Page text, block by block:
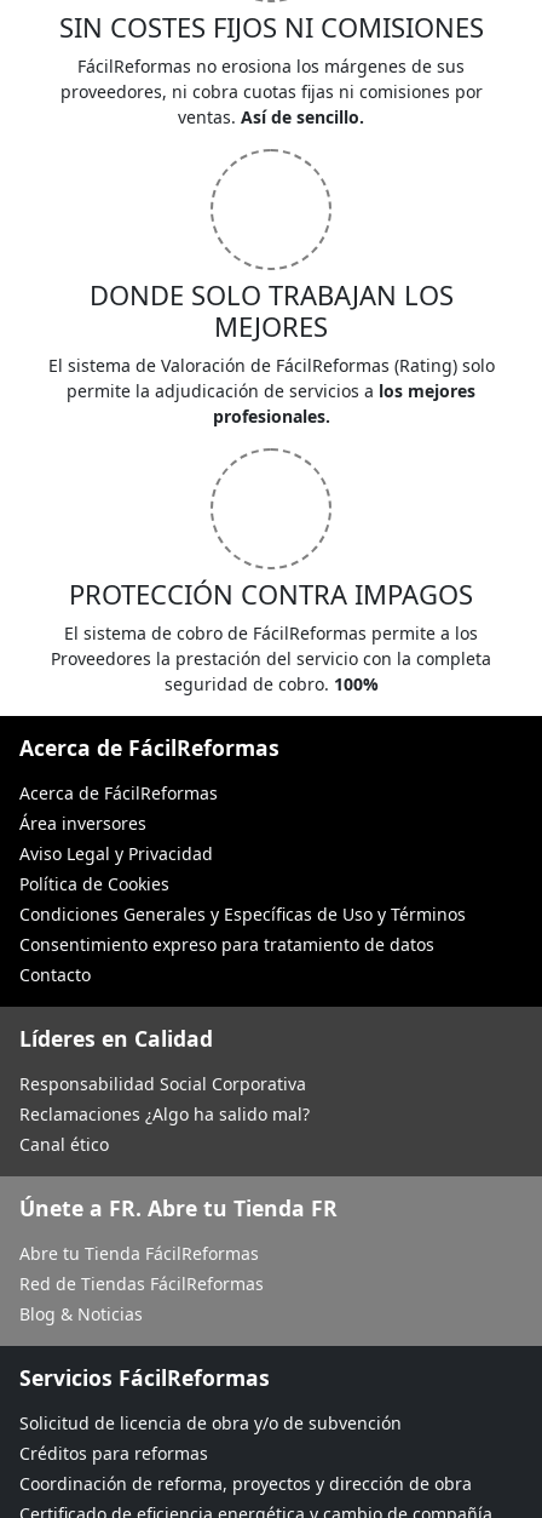
SIN COSTES FIJOS NI COMISIONES
FácilReformas no erosiona los márgenes de sus
proveedores, ni cobra cuotas fijas ni comisiones por
ventas. Así de sencillo.
DONDE SOLO TRABAJAN LOS
MEJORES
El sistema de Valoración de FácilReformas (Rating) solo
permite la adjudicación de servicios a los mejores
profesionales.
PROTECCIÓN CONTRA IMPAGOS
El sistema de cobro de FácilReformas permite a los
Proveedores la prestación del servicio con la completa
seguridad de cobro. 100%
Acerca de FácilReformas
Acerca de FácilReformas
Área inversores
Aviso Legal y Privacidad
Política de Cookies
Condiciones Generales y Específicas de Uso y Términos
Consentimiento expreso para tratamiento de datos
Contacto
Líderes en Calidad
Responsabilidad Social Corporativa
Reclamaciones ¿Algo ha salido mal?
Canal ético
Únete a FR. Abre tu Tienda FR
Abre tu Tienda FácilReformas
Red de Tiendas FácilReformas
Blog & Noticias
Servicios FácilReformas
Solicitud de licencia de obra y/o de subvención
Créditos para reformas
Coordinación de reforma, proyectos y dirección de obra